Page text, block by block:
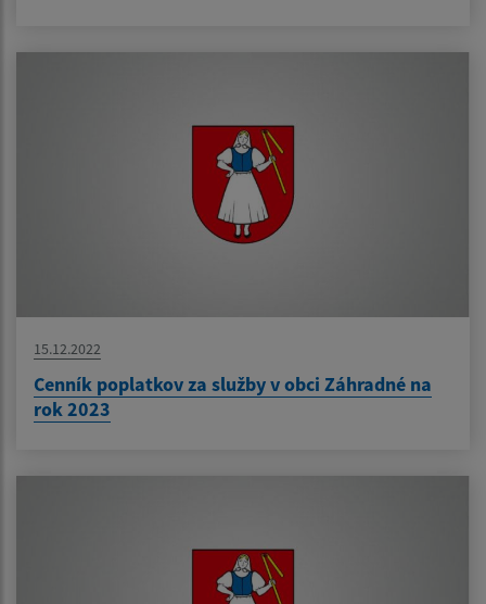
15.12.2022
Cenník poplatkov za služby v obci Záhradné na
rok 2023